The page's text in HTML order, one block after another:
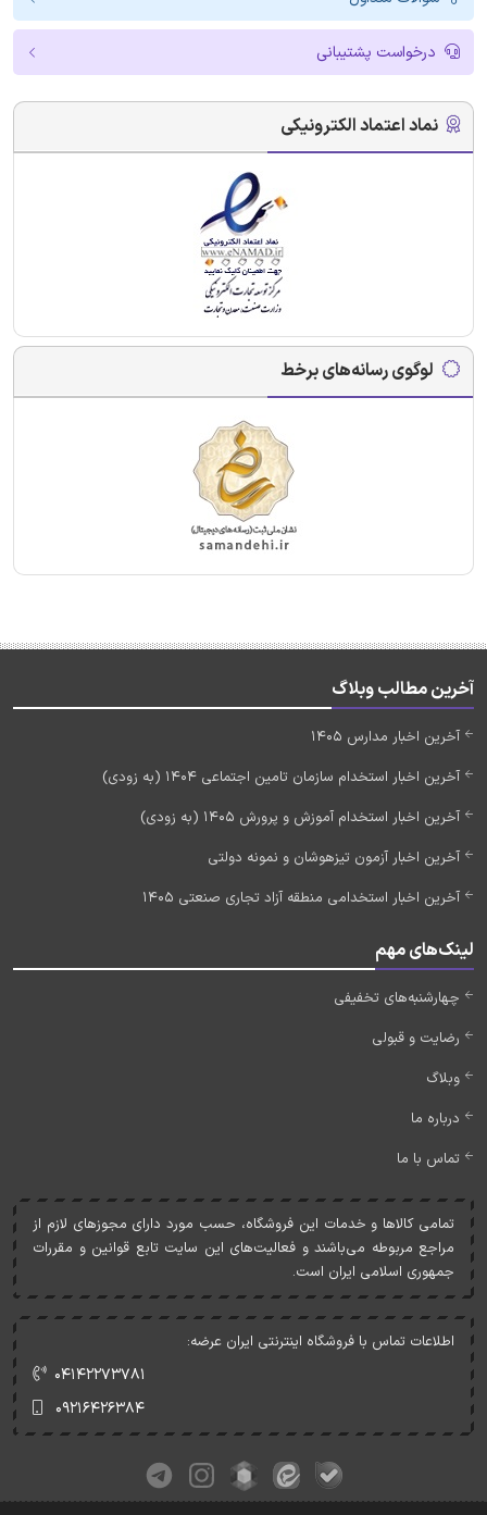
درخواست پشتیبانی
نماد اعتماد الکترونیکی
لوگوی رسانه‌های برخط
آخرین مطالب وبلاگ
آخرین اخبار مدارس 1405
آخرین اخبار استخدام سازمان تامین اجتماعی 1404 (به زودی)
آخرین اخبار استخدام آموزش و پرورش 1405 (به زودی)
آخرین اخبار آزمون تیزهوشان و نمونه دولتی
آخرین اخبار استخدامی منطقه آزاد تجاری صنعتی 1405
لینک‌های مهم
چهارشنبه‌های تخفیفی
رضایت و قبولی
وبلاگ
درباره ما
تماس با ما
تمامی کالاها و خدمات اين فروشگاه، حسب مورد دارای مجوزهای لازم از
مراجع مربوطه می‌باشند و فعاليت‌های اين سايت تابع قوانين و مقررات
جمهوری اسلامی ايران است.
اطلاعات تماس با فروشگاه اینترنتی ایران عرضه:
۰۴۱۴۲۲۷۳۷۸۱
۰۹۲۱۶۴۲۶۳۸۴